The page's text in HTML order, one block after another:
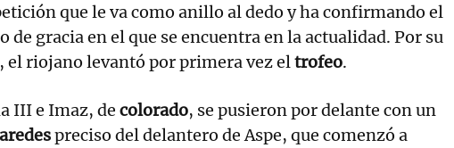
que le va como anillo al dedo y ha confirmando el
de gracia en el que se encuentra en la actualidad. Por su
el riojano levantó por primera vez eltrofeo.
III e Imaz, de colorado, se pusieron por delante con un
preciso del delantero de Aspe, que comenzó a